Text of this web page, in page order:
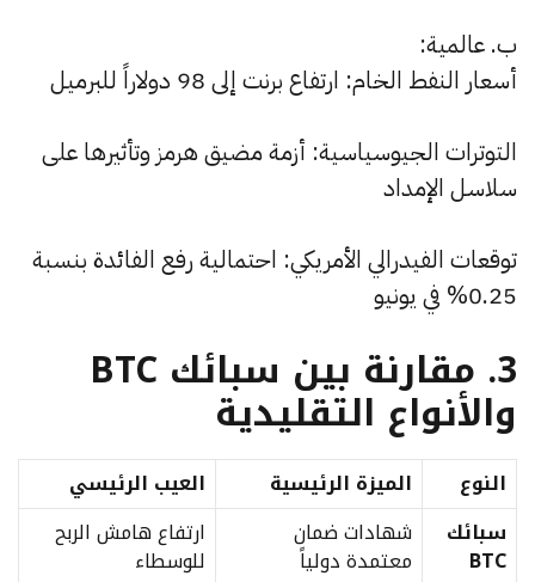
ب. عالمية:
أسعار النفط الخام: ارتفاع برنت إلى 98 دولاراً للبرميل
التوترات الجيوسياسية: أزمة مضيق هرمز وتأثيرها على
سلاسل الإمداد
توقعات الفيدرالي الأمريكي: احتمالية رفع الفائدة بنسبة
0.25% في يونيو
3. مقارنة بين سبائك BTC
والأنواع التقليدية
النوع الميزة الرئيسية
العيب الرئيسي
سبائك
BTC
شهادات ضمان
معتمدة دولياً
ارتفاع هامش الربح
للوسطاء